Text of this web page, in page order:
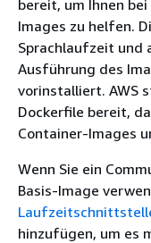
bereit, um Ihnen
Images zu helfen.
Sprachlaufzeit und
Ausführung des
vorinstalliert. AWS
Dockerfile bereit,
Container-Images
Wenn Sie ein
Basis-Image
hinzufügen, um es